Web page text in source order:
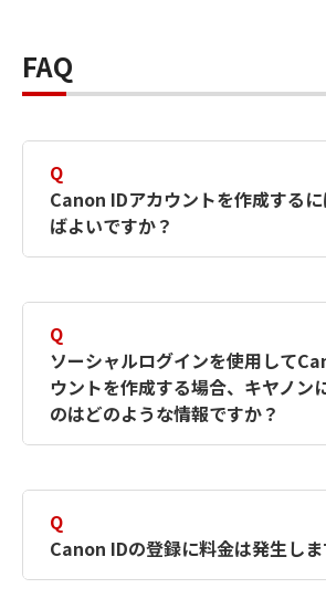
FAQ
Q
Canon IDアカウントを作成する
ばよいですか？
す。詳しい作成方法は【カメラ
何ですか？Canon IDの作成方
ださい。
Q
ソーシャルログインを使用して
ウントを作成する場合、キヤノン
のはどのような情報ですか？
択したサービスから取得しま
簡単に作成できるように、この
Canon IDの登録フォームを入
Q
Canon IDの登録に料金は発生しま